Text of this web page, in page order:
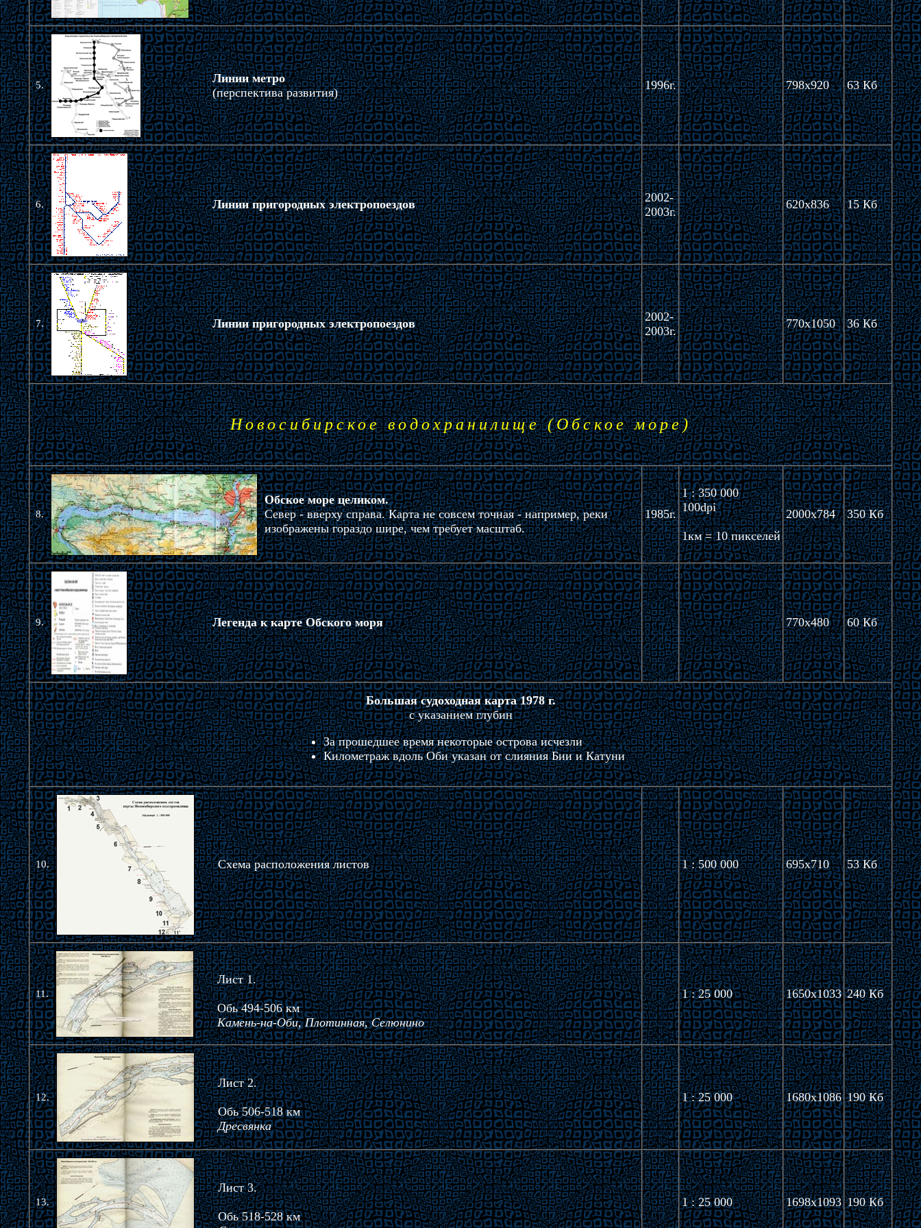
5.
Линии метро
(перспектива развития)
1996г. 798x920 63 Кб
6. Линии пригородных электропоездов
2002-
2003г.
620x836 15 Кб
7. Линии пригородных электропоездов
2002-
2003г.
770x1050 36 Кб
Новосибирское водохранилище (Обское море)
8.
Обское море целиком.
Север - вверху справа. Карта не совсем точная - например, реки
изображены гораздо шире, чем требует масштаб.
1985г.
1 : 350 000
100dpi
1км = 10 пикселей
2000x784 350 Кб
9. Легенда к карте Обского моря 770x480 60 Кб
Большая судоходная карта 1978 г.
с указанием глубин
За прошедшее время некоторые острова исчезли
Километраж вдоль Оби указан от слияния Бии и Катуни
10. Схема расположения листов 1 : 500 000 695x710 53 Кб
11.
Лист 1.
Обь 494-506 км
Камень-на-Оби, Плотинная, Селюнино
1 : 25 000 1650x1033 240 Кб
12.
Лист 2.
Обь 506-518 км
Дресвянка
1 : 25 000 1680x1086 190 Кб
13.
Лист 3.
Обь 518-528 км
1 : 25 000 1698x1093 190 Кб